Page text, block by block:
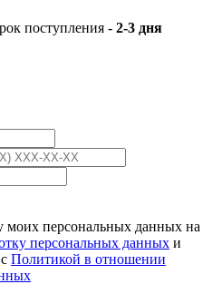
поступления - 2-3 дня
моих персональных данных на
персональных данных и
Политикой в отношении